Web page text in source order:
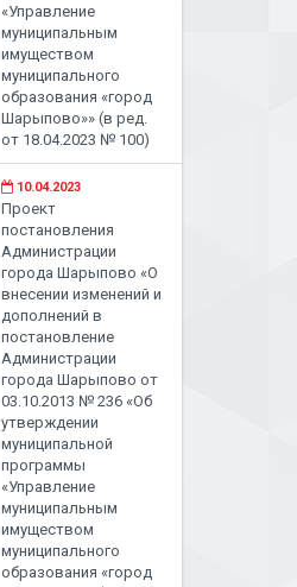
«Управление
муниципальным
имуществом
муниципального
образования «город
Шарыпово»» (в ред.
от 18.04.2023 № 100)
10.04.2023
Проект
постановления
Администрации
города Шарыпово «О
внесении изменений и
дополнений в
постановление
Администрации
города Шарыпово от
03.10.2013 № 236 «Об
утверждении
муниципальной
программы
«Управление
муниципальным
имуществом
муниципального
образования «город